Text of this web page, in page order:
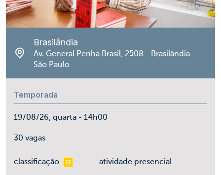
Brasilândia
Av. General Penha Brasil, 2508 - Brasilândia -
São Paulo
Temporada
19/08/26, quarta - 14h00
30 vagas
classificaçãomais 12 atividade presencial